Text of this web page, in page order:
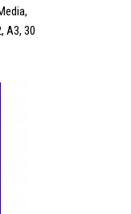
А3, 30